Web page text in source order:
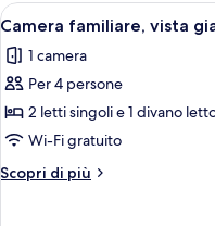
Apri
tutte
le
foto
per
Camera
familiare,
vista
3
Camera familiare, vista
1 camera
Per 4 persone
2 letti singoli e 1 divano
Wi-Fi gratuito
Scopri di più
Altri